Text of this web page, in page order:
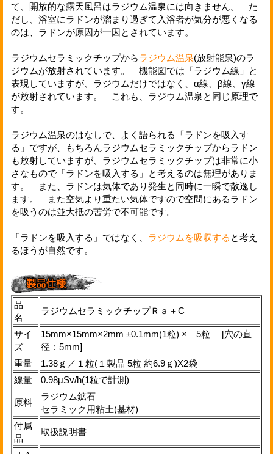
て、開放的な露天風呂はラジウム温泉には向きません。 た
だし、浴室にラドンが溜まり過ぎて入浴者が気分が悪くなる
のは、ラドンが原因が一因とされています。
ラジウムセラミックチップからラジウム温泉(放射能泉)のラ
ジウムが放射されています。 機能図では「ラジウム線」と
表現していますが、ラジウムだけではなく、α線、β線、γ線
が放射されています。 これも、ラジウム温泉と同じ原理で
す。
ラジウム温泉のはなしで、よく語られる「ラドンを吸入す
る」ですが、もちろんラジウムセラミックチップからラドン
も放射していますが、ラジウムセラミックチップは非常に小
さなもので「ラドンを吸入する」と考えるのは無理がありま
す。 また、ラドンは気体であり発生と同時に一瞬で散逸し
ます。 また空気より重たい気体ですので空間にあるラドン
を吸うのは並大抵の苦労で不可能です。
「ラドンを吸入する」ではなく、 ラジウムを吸収する と考え
るほうが自然です。
品
名
ラジウムセラミックチップＲａ＋C
サイ
ズ
15mm×15mm×2mm ±0.1mm(1粒) × 5粒 [穴の直
径：5mm]
重量
1.38ｇ／１粒(１製品 5粒 約6.9ｇ)X2袋
線量
0.98μSv/h(1粒で計測)
原料
ラジウム鉱石
セラミック用粘土(基材)
付属
品
取扱説明書